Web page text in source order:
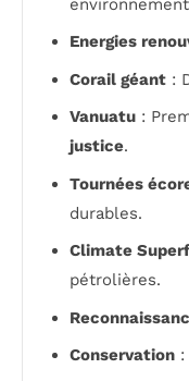
Energies
Corail géant :
Vanuatu :
justice.
Tournées
durables.
Climate
pétrolières.
Conservation